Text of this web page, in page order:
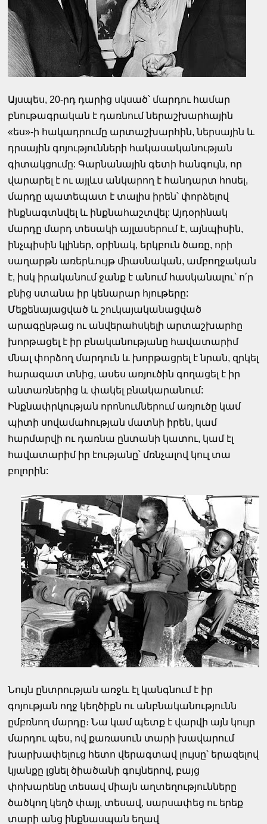
Այսպես, 20-րդ դարից սկսած՝ մարդու համար
բնութագրական է դառնում ներաշխարհային
«ես»-ի հակադրումը արտաշխարհին, ներսային և
դրսային գոյությունների հակասականության
գիտակցումը: Գարնանային գետի հանգույն, որ
վարարել է ու այլևս անկարող է հանդարտ հոսել,
մարդը պատեպատ է տալիս իրեն՝ փորձելով
ինքնագտնվել և ինքնահաշտվել: Այդօրինակ
մարդը մարդ տեսակի այլասերում է, այնպիսին,
ինչպիսին կլիներ, օրինակ, երկբուն ծառը, որի
սաղարթն առերևույթ միասնական, ամբողջական
է, իսկ իրականում ջանք է անում հասկանալու՝ ո՛ր
բնից ստանա իր կենարար հյութերը:
Մեքենայացված և շուկայականացված
արագընթաց ու անվերահսկելի արտաշխարհը
խորթացել է իր բնականությանը հավատարիմ
մնալ փորձող մարդուն և խորթացրել է նրան, զրկել
հարազատ տնից, ասես առյուծին գողացել է իր
անտառներից և փակել բնակարանում:
Ինքնափրկության որոնումներում առյուծը կամ
պիտի սովամահության մատնի իրեն, կամ
հարմարվի ու դառնա ընտանի կատու, կամ էլ
հավատարիմ իր էությանը՝ մռնչալով կուլ տա
բոլորին:
Նույն ընտրության առջև էլ կանգնում է իր
գոյության ողջ կեղծիքն ու անբնականությունն
ըմբռնող մարդը։ Նա կամ պետք է վարվի այն կույր
մարդու պես, ով քառասուն տարի խավարում
խարխափելուց հետո վերագտավ լույսը՝ երազելով
կյանքը լցնել ծիածանի գույներով, բայց
փոխարենը տեսավ միայն աղտեղությունները
ծածկող կեղծ փայլ, տեսավ, սարսափեց ու երեք
տարի անց ինքնասպան եղավ